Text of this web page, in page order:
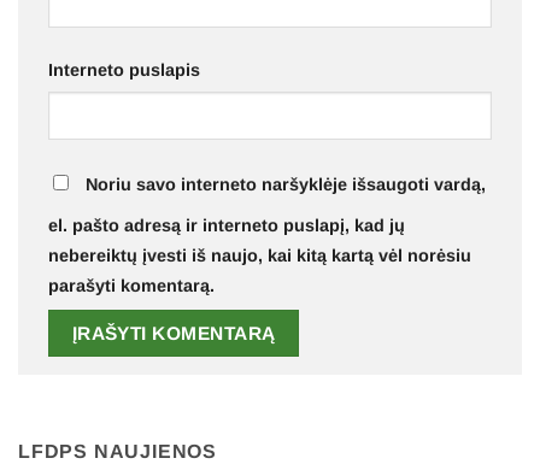
Interneto puslapis
Noriu savo interneto naršyklėje išsaugoti vardą,
el. pašto adresą ir interneto puslapį, kad jų
nebereiktų įvesti iš naujo, kai kitą kartą vėl norėsiu
parašyti komentarą.
LFDPS NAUJIENOS